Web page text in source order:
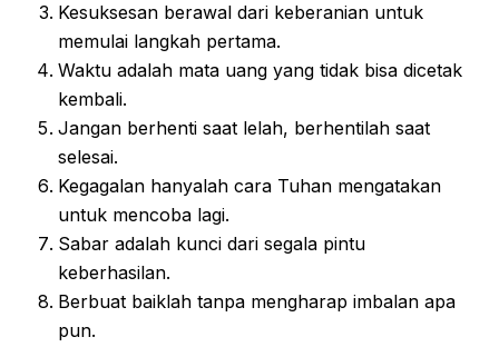
Kesuksesan berawal dari keberanian untuk
memulai langkah pertama.
Waktu adalah mata uang yang tidak bisa dicetak
kembali.
Jangan berhenti saat lelah, berhentilah saat
selesai.
Kegagalan hanyalah cara Tuhan mengatakan
untuk mencoba lagi.
Sabar adalah kunci dari segala pintu
keberhasilan.
Berbuat baiklah tanpa mengharap imbalan apa
pun.